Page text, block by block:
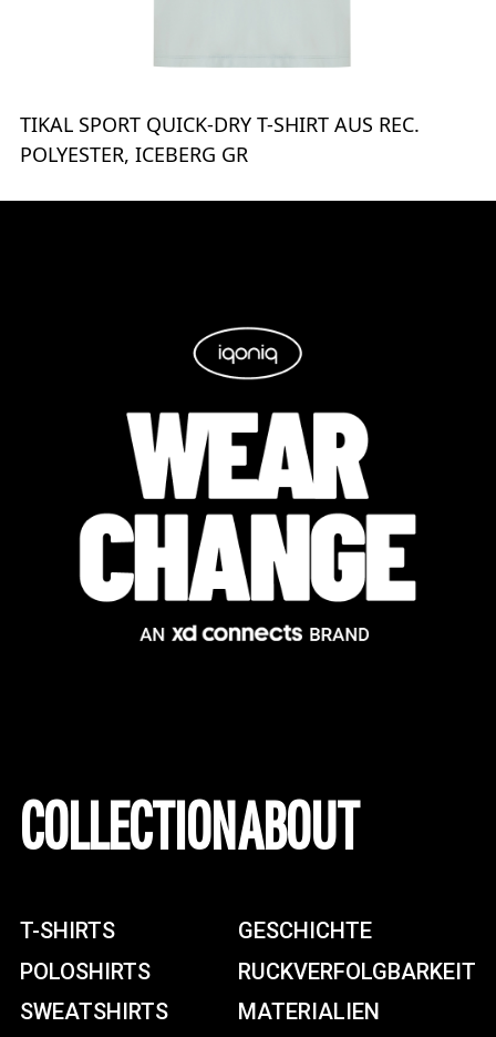
TIKAL SPORT QUICK-DRY T-SHIRT AUS REC.
POLYESTER, ICEBERG GR
COLLECTION
T-SHIRTS
POLOSHIRTS
SWEATSHIRTS
ABOUT
GESCHICHTE
RUCKVERFOLGBARKEIT
MATERIALIEN